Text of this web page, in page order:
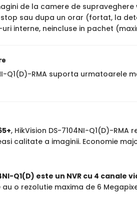
de la camere de
sau dupa un orar (fortat, la
interne, neincluse in pachet
Q1(D)-RMA suporta urmatoarele
, HikVision DS-7104NI-Q1(D)-
calitate a imaginii. Economie
Q1(D) este un NVR cu 4 canale
au o rezolutie maxima de 6